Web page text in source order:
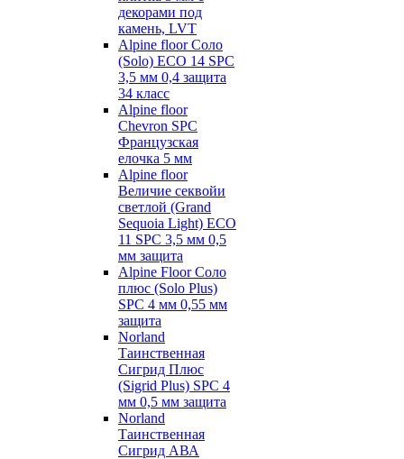
декорами под
камень, LVT
Alpine floor Соло
(Solo) ECO 14 SPC
3,5 мм 0,4 защита
34 класс
Alpine floor
Chevron SPC
Французская
елочка 5 мм
Alpine floor
Величие секвойи
светлой (Grand
Sequoia Light) ECO
11 SPC 3,5 мм 0,5
мм защита
Alpine Floor Соло
плюс (Solo Plus)
SPC 4 мм 0,55 мм
защита
Norland
Таинственная
Сигрид Плюс
(Sigrid Plus) SPC 4
мм 0,5 мм защита
Norland
Таинственная
Сигрид АВА